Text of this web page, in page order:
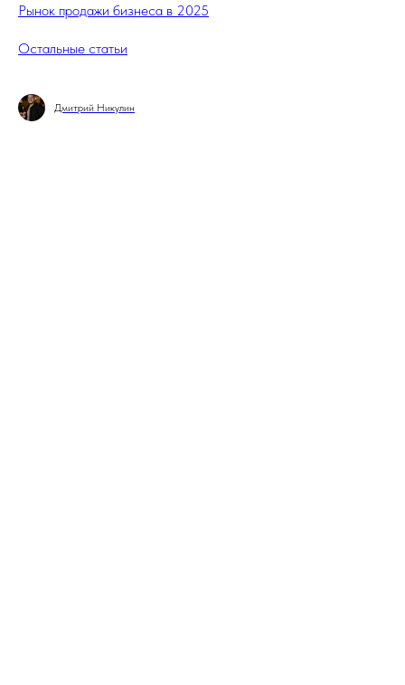
Рынок продажи бизнеса в 2025
Остальные статьи
Дмитрий Никулин